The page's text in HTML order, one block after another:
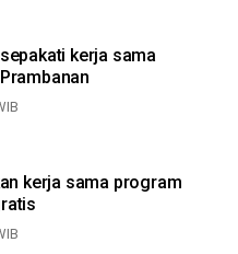
kerja sama
kerja sama program